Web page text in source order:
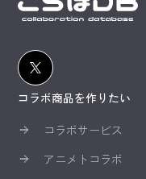
コラボ商品を作りたい
コラボサービス
アニメトコラボ